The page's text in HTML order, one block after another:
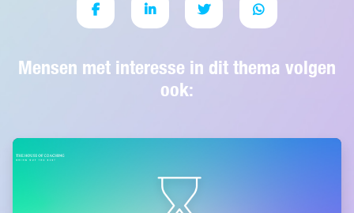
Mensen met interesse in dit thema volgen
ook: